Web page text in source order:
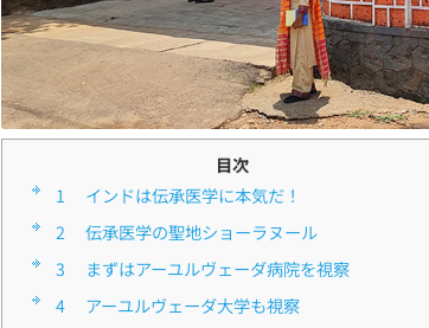
目次
1
■インドは伝承医学に本気だ！
2
■伝承医学の聖地ショーラヌール
3
■まずはアーユルヴェーダ病院を視察
4
■アーユルヴェーダ大学も視察